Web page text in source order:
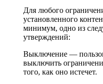
Для любого
установленного
минимум, одно из
утверждений:
Выключение —
выключить
того, как оно истечет.